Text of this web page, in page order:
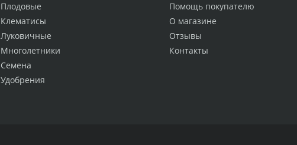
Помощь покупателю
О магазине
Отзывы
Контакты
Плодовые
Клематисы
Луковичные
Многолетники
Семена
Удобрения